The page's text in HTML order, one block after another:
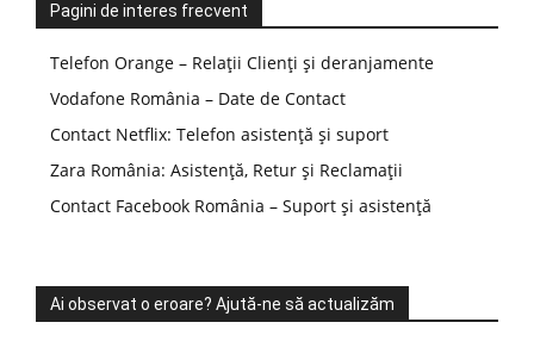
Pagini de interes frecvent
Telefon Orange – Relații Clienți și deranjamente
Vodafone România – Date de Contact
Contact Netflix: Telefon asistență și suport
Zara România: Asistență, Retur și Reclamații
Contact Facebook România – Suport și asistență
Ai observat o eroare? Ajută-ne să actualizăm